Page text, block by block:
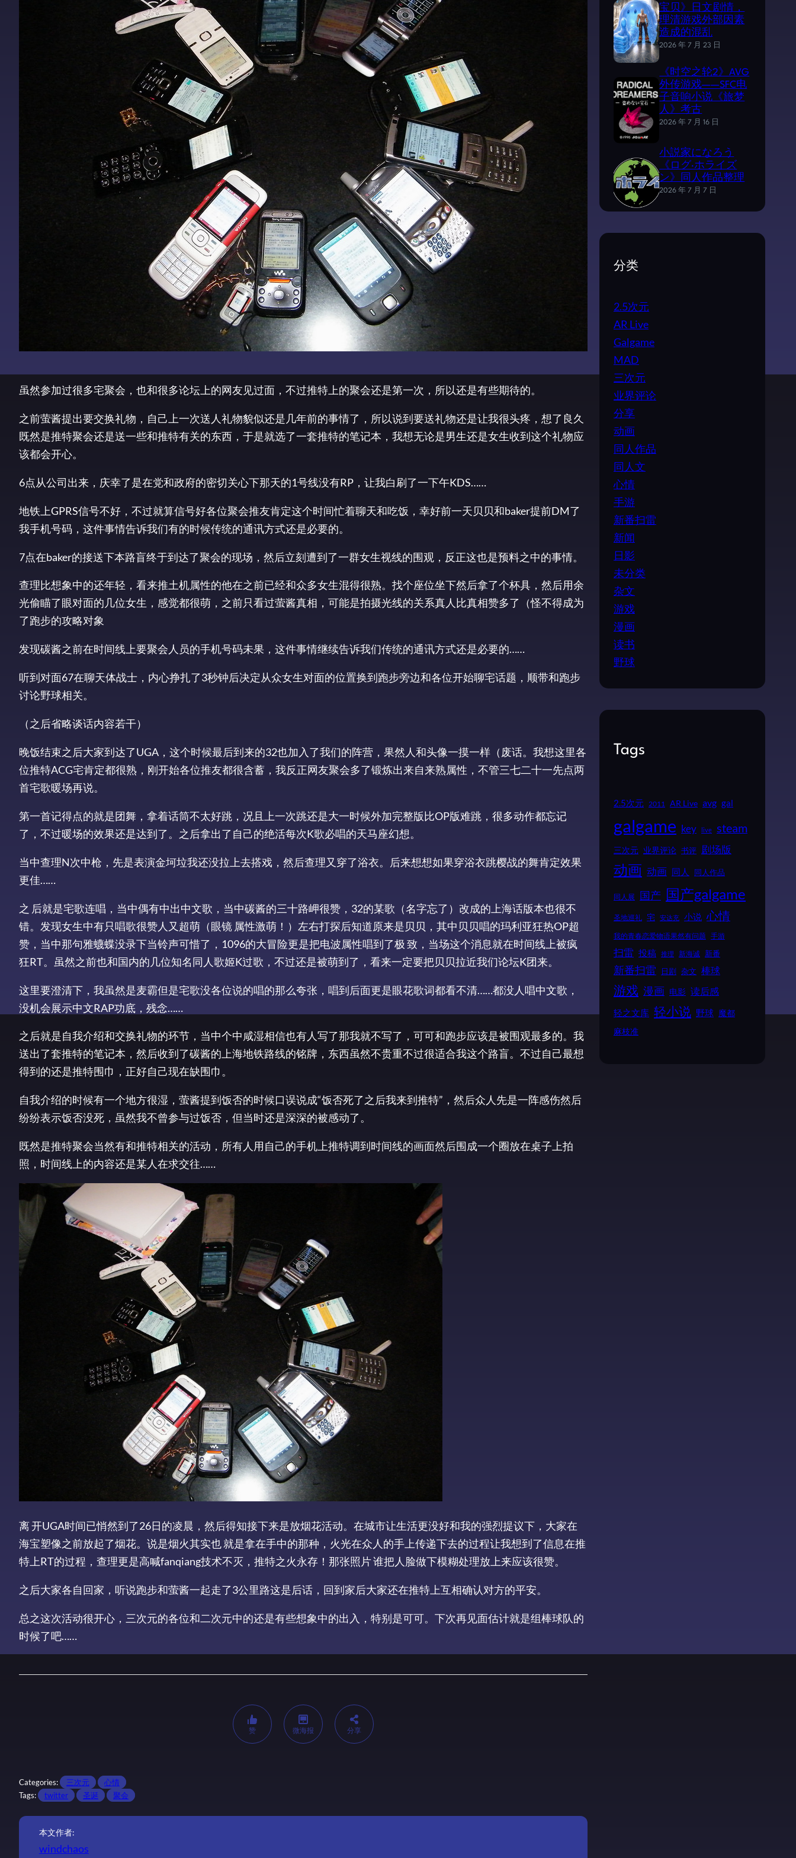
虽然参加过很多宅聚会，也和很多论坛上的网友见过面，不过推特上的聚会还是第一次，所以还是有些期待的。
之前萤酱提出要交换礼物，自己上一次送人礼物貌似还是几年前的事情了，所以说到要送礼物还是让我很头疼，想了良久
既然是推特聚会还是送一些和推特有关的东西，于是就选了一套推特的笔记本，我想无论是男生还是女生收到这个礼物应
该都会开心。
6点从公司出来，庆幸了是在党和政府的密切关心下那天的1号线没有RP，让我白刷了一下午KDS……
地铁上GPRS信号不好，不过就算信号好各位聚会推友肯定这个时间忙着聊天和吃饭，幸好前一天贝贝和baker提前DM了
我手机号码，这件事情告诉我们有的时候传统的通讯方式还是必要的。
7点在baker的接送下本路盲终于到达了聚会的现场，然后立刻遭到了一群女生视线的围观，反正这也是预料之中的事情。
查理比想象中的还年轻，看来推土机属性的他在之前已经和众多女生混得很熟。找个座位坐下然后拿了个杯具，然后用余
光偷瞄了眼对面的几位女生，感觉都很萌，之前只看过萤酱真相，可能是拍摄光线的关系真人比真相赞多了（怪不得成为
了跑步的攻略对象
发现碳酱之前在时间线上要聚会人员的手机号码未果，这件事情继续告诉我们传统的通讯方式还是必要的……
听到对面67在聊天体战士，内心挣扎了3秒钟后决定从众女生对面的位置换到跑步旁边和各位开始聊宅话题，顺带和跑步
讨论野球相关。
（之后省略谈话内容若干）
晚饭结束之后大家到达了UGA，这个时候最后到来的32也加入了我们的阵营，果然人和头像一摸一样（废话。我想这里各
位推特ACG宅肯定都很熟，刚开始各位推友都很含蓄，我反正网友聚会多了锻炼出来自来熟属性，不管三七二十一先点两
首宅歌暖场再说。
第一首记得点的就是团舞，拿着话筒不太好跳，况且上一次跳还是大一时候外加完整版比OP版难跳，很多动作都忘记
了，不过暖场的效果还是达到了。之后拿出了自己的绝活每次K歌必唱的天马座幻想。
当中查理N次中枪，先是表演金坷垃我还没拉上去搭戏，然后查理又穿了浴衣。后来想想如果穿浴衣跳樱战的舞肯定效果
更佳……
之 后就是宅歌连唱，当中偶有中出中文歌，当中碳酱的三十路岬很赞，32的某歌（名字忘了）改成的上海话版本也很不
错。发现女生中有只唱歌很赞人又超萌（眼镜 属性激萌！）左右打探后知道原来是贝贝，其中贝贝唱的玛利亚狂热OP超
赞，当中那句雅蠛蝶没录下当铃声可惜了，1096的大冒险更是把电波属性唱到了极 致，当场这个消息就在时间线上被疯
狂RT。虽然之前也和国内的几位知名同人歌姬K过歌，不过还是被萌到了，看来一定要把贝贝拉近我们论坛K团来。
这里要澄清下，我虽然是麦霸但是宅歌没各位说的唱的那么夸张，唱到后面更是眼花歌词都看不清……都没人唱中文歌，
没机会展示中文RAP功底，残念……
之后就是自我介绍和交换礼物的环节，当中个中咸湿相信也有人写了那我就不写了，可可和跑步应该是被围观最多的。我
送出了套推特的笔记本，然后收到了碳酱的上海地铁路线的铭牌，东西虽然不贵重不过很适合我这个路盲。不过自己最想
得到的还是推特围巾，正好自己现在缺围巾。
自我介绍的时候有一个地方很湿，萤酱提到饭否的时候口误说成“饭否死了之后我来到推特”，然后众人先是一阵感伤然后
纷纷表示饭否没死，虽然我不曾参与过饭否，但当时还是深深的被感动了。
既然是推特聚会当然有和推特相关的活动，所有人用自己的手机上推特调到时间线的画面然后围成一个圈放在桌子上拍
照，时间线上的内容还是某人在求交往……
离 开UGA时间已悄然到了26日的凌晨，然后得知接下来是放烟花活动。在城市让生活更没好和我的强烈提议下，大家在
海宝塑像之前放起了烟花。说是烟火其实也 就是拿在手中的那种，火光在众人的手上传递下去的过程让我想到了信息在推
特上RT的过程，查理更是高喊fanqiang技术不灭，推特之火永存！那张照片 谁把人脸做下模糊处理放上来应该很赞。
之后大家各自回家，听说跑步和萤酱一起走了3公里路这是后话，回到家后大家还在推特上互相确认对方的平安。
总之这次活动很开心，三次元的各位和二次元中的还是有些想象中的出入，特别是可可。下次再见面估计就是组棒球队的
时候了吧……
赞 微海报 分享
Categories: 三次元
心情
Tags:
twitter 圣诞 聚会
本文作者:
windchaos
宝贝》日文剧情，
理清游戏外部因素
造成的混乱
2026 年 7 月 23 日
《时空之轮2》AVG
外传游戏——SFC电
子音响小说《旅梦
人》考古
2026 年 7 月 16 日
小説家になろう
《ログ·ホライズ
ン》同人作品整理
2026 年 7 月 7 日
分类
2.5次元
AR Live
Galgame
MAD
三次元
业界评论
分享
动画
同人作品
同人文
心情
手游
新番扫雷
新闻
日影
未分类
杂文
游戏
漫画
读书
野球
Tags
2.5次元 2011 AR Live avg gal
galgame key live steam
三次元 业界评论 书评 剧场版
动画 动画 同人 同人作品
同人展 国产 国产galgame
圣地巡礼 宅 安达充 小说 心情
我的青春恋爱物语果然有问题 手游
扫雷 投稿 推理 新海诚 新番
新番扫雷 日剧 杂文 棒球
游戏 漫画 电影 读后感
轻之文库 轻小说 野球 魔都
麻枝准